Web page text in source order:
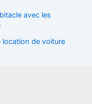
avec les
location de voiture